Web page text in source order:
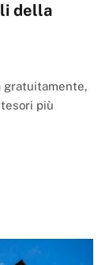
della
gratuitamente,
più